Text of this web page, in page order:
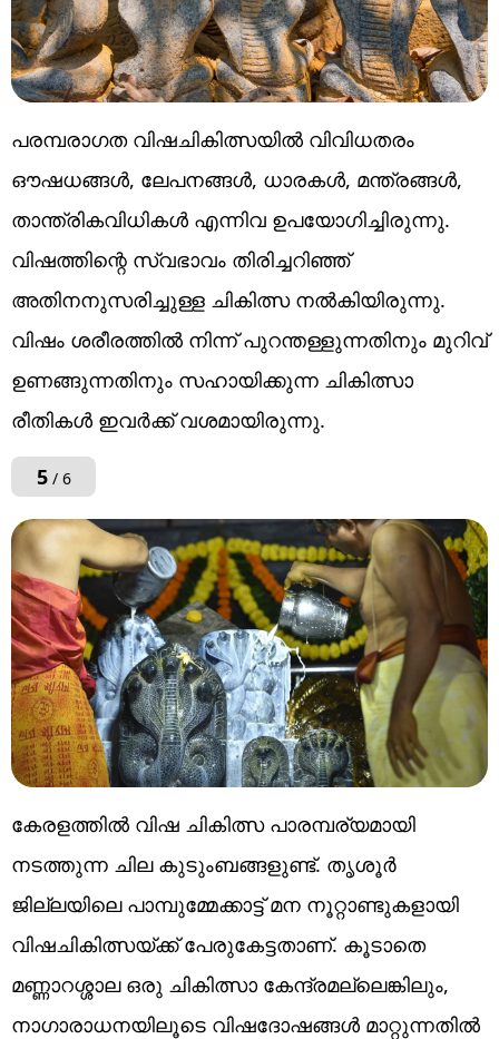
പരമ്പരാഗത വിഷചികിത്സയിൽ വിവിധതരം
ഔഷധങ്ങൾ, ലേപനങ്ങൾ, ധാരകൾ, മന്ത്രങ്ങൾ,
താന്ത്രികവിധികൾ എന്നിവ ഉപയോഗിച്ചിരുന്നു.
വിഷത്തിന്റെ സ്വഭാവം തിരിച്ചറിഞ്ഞ്
അതിനനുസരിച്ചുള്ള ചികിത്സ നൽകിയിരുന്നു.
വിഷം ശരീരത്തിൽ നിന്ന് പുറന്തള്ളുന്നതിനും മുറിവ്
ഉണങ്ങുന്നതിനും സഹായിക്കുന്ന ചികിത്സാ
രീതികൾ ഇവർക്ക് വശമായിരുന്നു.
5/ 6
കേരളത്തിൽ വിഷ ചികിത്സ പാരമ്പര്യമായി
നടത്തുന്ന ചില കുടുംബങ്ങളുണ്ട്. തൃശൂർ
ജില്ലയിലെ പാമ്പുമ്മേക്കാട്ട് മന നൂറ്റാണ്ടുകളായി
വിഷചികിത്സയ്ക്ക് പേരുകേട്ടതാണ്. കൂടാതെ
മണ്ണാറശ്ശാല ഒരു ചികിത്സാ കേന്ദ്രമല്ലെങ്കിലും,
നാഗാരാധനയിലൂടെ വിഷദോഷങ്ങൾ മാറ്റുന്നതിൽ